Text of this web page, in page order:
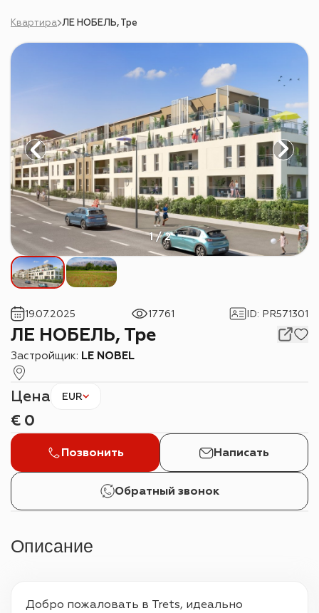
Квартира ЛЕ НОБЕЛЬ, Тре
1 / 2
ЛЕ НОБЕЛЬ, Тре
Застройщик: LE NOBEL
19.07.2025 17761 ID: PR571301
Цена EUR
€ 0
Позвонить Написать
Обратный звонок
Описание
Добро пожаловать в Trets, идеально